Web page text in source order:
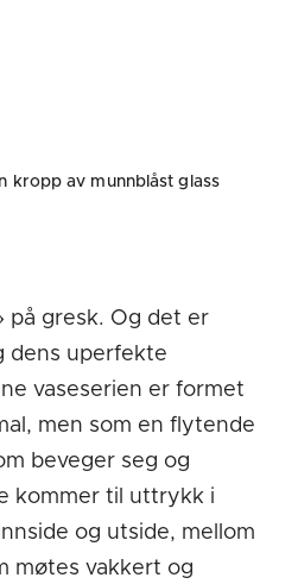
kropp av munnblåst glass
på gresk. Og det er
dens uperfekte
vaseserien er formet
men som en flytende
beveger seg og
kommer til uttrykk i
og utside, mellom
møtes vakkert og